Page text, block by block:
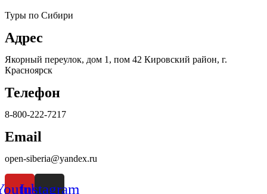
Туры по Сибири
Адрес
Якорный переулок, дом 1, пом 42 Кировский район, г.
Красноярск
Телефон
8-800-222-7217
Email
open-siberia@yandex.ru
Instagram